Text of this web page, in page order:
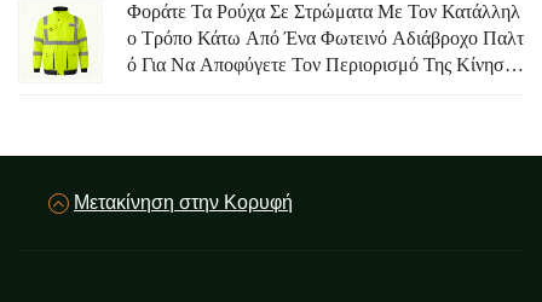
Φοράτε Τα Ρούχα Σε Στρώματα Με Τον Κατάλληλ
Ο Τρόπο Κάτω Από Ένα Φωτεινό Αδιάβροχο Παλτ
Ό Για Να Αποφύγετε Τον Περιορισμό Της Κίνηση
Μετακίνηση στην Κορυφή